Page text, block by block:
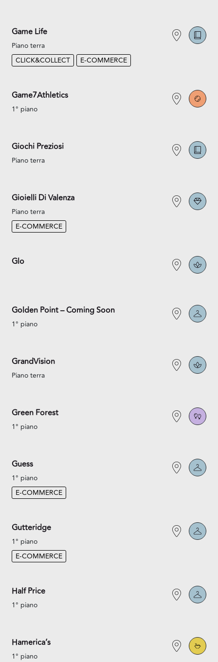
Game Life
Piano terra
CLICK&COLLECT
E-COMMERCE
Game7Athletics
1° piano
Giochi Preziosi
Piano terra
Gioielli Di Valenza
Piano terra
E-COMMERCE
Glo
Golden Point – Coming Soon
1° piano
GrandVision
Piano terra
Green Forest
1° piano
Guess
1° piano
E-COMMERCE
Gutteridge
1° piano
E-COMMERCE
Half Price
1° piano
Hamerica’s
1° piano